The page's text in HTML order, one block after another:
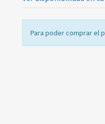
Para poder comprar el